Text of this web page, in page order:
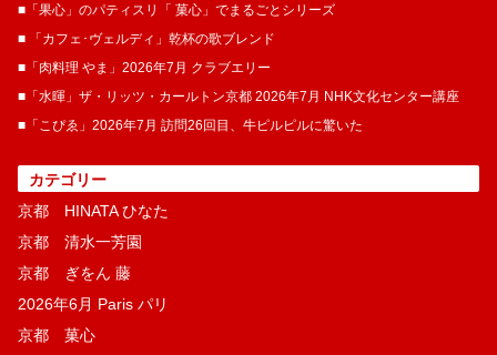
■「果心」のパティスリ「 菓​心」でまるごとシリーズ
■ 「カフェ･ヴェルディ」乾杯の歌ブレンド
■「肉料理 やま」2026年7月 クラブエリー
■「水暉」ザ・リッツ・カールトン京都 2026年7月 NHK文化センター講座
■「こぴゑ」2026年7月 訪問26回目、牛ピルピルに驚いた
カテゴリー
京都 HINATA ひなた
京都 清水一芳園
京都 ぎをん 藤
2026年6月 Paris パリ
京都 菓​心